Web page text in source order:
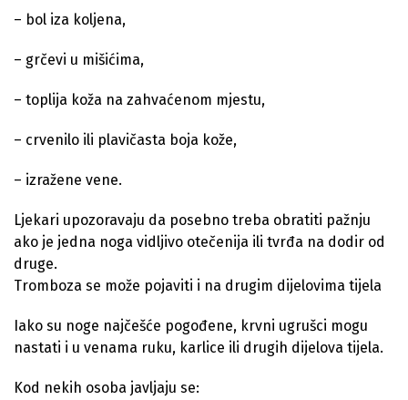
– bol iza koljena,
– grčevi u mišićima,
– toplija koža na zahvaćenom mjestu,
– crvenilo ili plavičasta boja kože,
– izražene vene.
Ljekari upozoravaju da posebno treba obratiti pažnju
ako je jedna noga vidljivo otečenija ili tvrđa na dodir od
druge.
Tromboza se može pojaviti i na drugim dijelovima tijela
Iako su noge najčešće pogođene, krvni ugrušci mogu
nastati i u venama ruku, karlice ili drugih dijelova tijela.
Kod nekih osoba javljaju se: